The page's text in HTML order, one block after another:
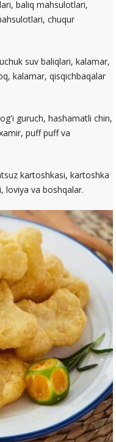
baliq mahsulotlari,
chuqur
suv baliqlari, kalamar,
kalamar, qisqichbaqalar
guruch, hashamatli chin,
puff puff va
kartoshkasi, kartoshka
loviya va boshqalar.